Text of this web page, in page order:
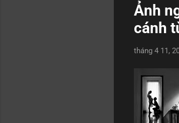
Ảnh
cánh
tháng 4 11,